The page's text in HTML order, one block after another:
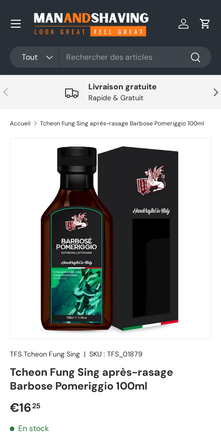
Aller au contenu
Tout
Se
Précédent Livraison gratuite
Rapide & Gratuit
Accueil Tcheon Fung Sing après-rasage Barbose Pomeriggio 100ml
Aller directement aux informations sur le produit
TFS Tcheon Fung Sing | SKU : TFS_01879
Tcheon Fung Sing après-rasage
Barbose Pomeriggio 100ml
Prix régulier
€1625
En stock